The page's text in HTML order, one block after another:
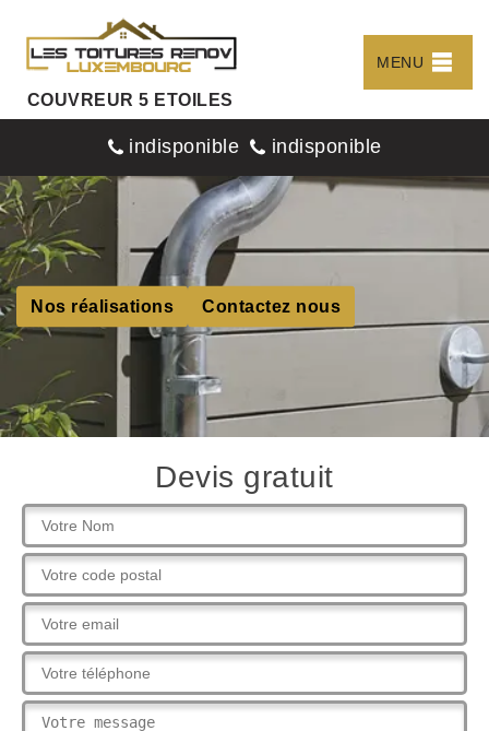
COUVREUR 5 ETOILES
MENU
indisponible indisponible
Nos réalisations Contactez nous
Devis gratuit